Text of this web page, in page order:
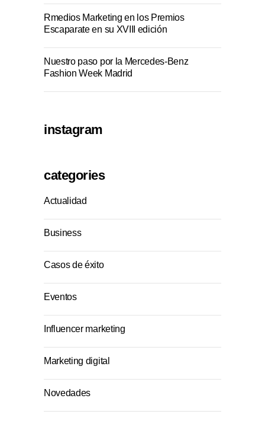
Rmedios Marketing en los Premios
Escaparate en su XVIII edición
Nuestro paso por la Mercedes-Benz
Fashion Week Madrid
instagram
categories
Actualidad
Business
Casos de éxito
Eventos
Influencer marketing
Marketing digital
Novedades